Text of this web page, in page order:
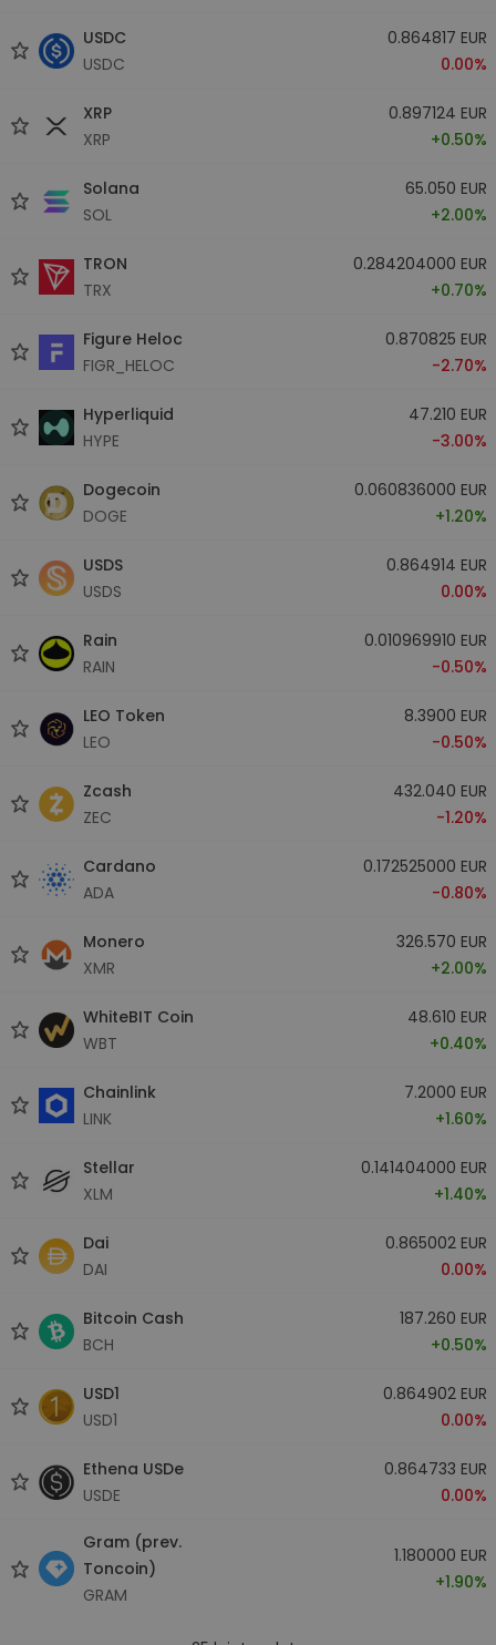
USDC
USDC
0.864817 EUR
0.00%
XRP
XRP
0.897124 EUR
+0.50%
Solana
SOL
65.050 EUR
+2.00%
TRON
TRX
0.284204000 EUR
+0.70%
Figure Heloc
FIGR_HELOC
0.870825 EUR
-2.70%
Hyperliquid
HYPE
47.210 EUR
-3.00%
Dogecoin
DOGE
0.060836000 EUR
+1.20%
USDS
USDS
0.864914 EUR
0.00%
Rain
RAIN
0.010969910 EUR
-0.50%
LEO Token
LEO
8.3900 EUR
-0.50%
Zcash
ZEC
432.040 EUR
-1.20%
Cardano
ADA
0.172525000 EUR
-0.80%
Monero
XMR
326.570 EUR
+2.00%
WhiteBIT Coin
WBT
48.610 EUR
+0.40%
Chainlink
LINK
7.2000 EUR
+1.60%
Stellar
XLM
0.141404000 EUR
+1.40%
Dai
DAI
0.865002 EUR
0.00%
Bitcoin Cash
BCH
187.260 EUR
+0.50%
USD1
USD1
0.864902 EUR
0.00%
Ethena USDe
USDE
0.864733 EUR
0.00%
Gram (prev.
Toncoin)
GRAM
1.180000 EUR
+1.90%